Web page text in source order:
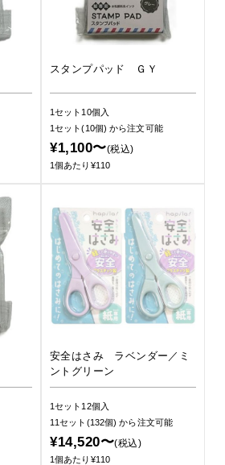
スタンプパッド ＧＹ
1セット10個入
1セット(10個)から注文可能
¥1,100〜(税込)
1個あたり¥110
安全はさみ ラベンダー／ミ
ントグリーン
1セット12個入
11セット(132個)から注文可能
¥14,520〜(税込)
1個あたり¥110